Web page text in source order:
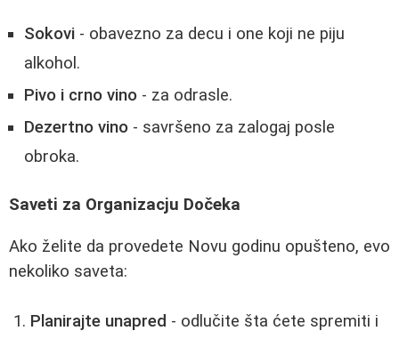
Sokovi - obavezno za decu i one koji ne piju
alkohol.
Pivo i crno vino - za odrasle.
Dezertno vino - savršeno za zalogaj posle
obroka.
Saveti za Organizacju Dočeka
Ako želite da provedete Novu godinu opušteno, evo
nekoliko saveta:
Planirajte unapred - odlučite šta ćete spremiti i